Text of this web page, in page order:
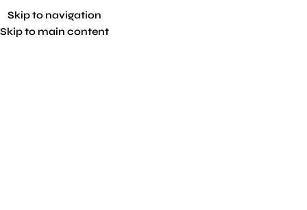
Skip to navigation
Skip to main content